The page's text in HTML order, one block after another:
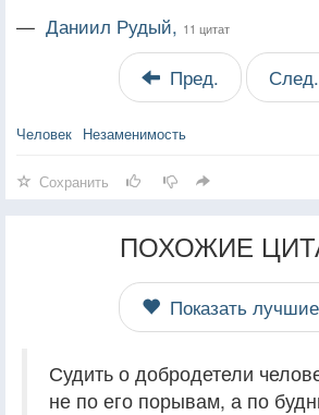
— Даниил Рудый, 11 цитат
Пред. След.
Человек Незаменимость
Сохранить
ПОХОЖИЕ
Показать лучшие
Судить о добродетели
не по его порывам, а по